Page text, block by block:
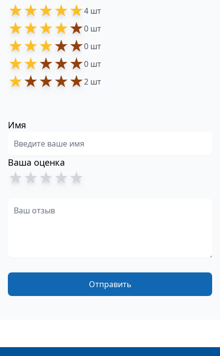
★★★★★4 шт
★★★★★0 шт
★★★★★0 шт
★★★★★0 шт
★★★★★2 шт
Имя
Ваша оценка
★★★★★
Отправить